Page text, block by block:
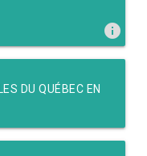
info
DU QUÉBEC EN